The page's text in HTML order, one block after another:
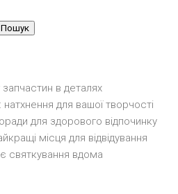
Пошук
запчастин в деталях
натхнення для вашої творчості
для здорового відпочинку
місця для відвідування
святкування вдома